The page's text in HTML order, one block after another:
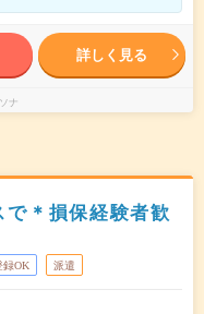
詳しく見る
ナ
で＊損保経験者歓
録OK 派遣